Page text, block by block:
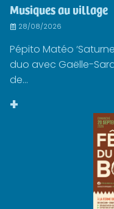
Musiques au village
28/08/2026
Pépito Matéo
duo avec Gaëlle-
de...
+